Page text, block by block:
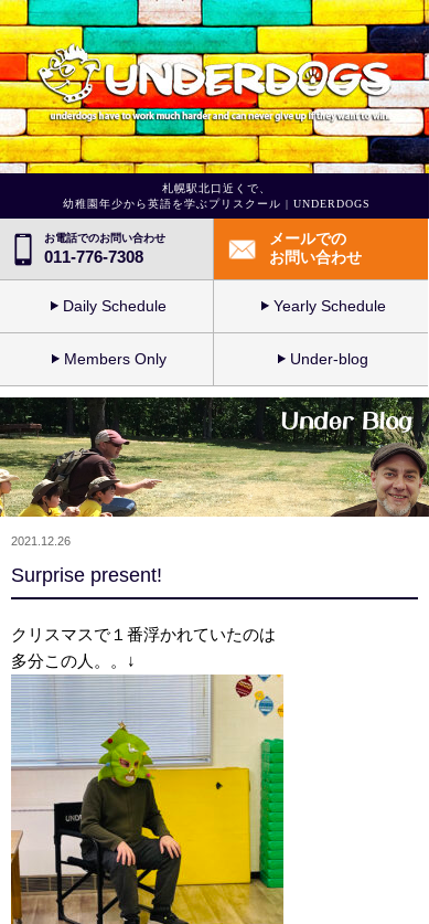
札幌駅北口近くで、
幼稚園年少から英語を学ぶプリスクール | UNDERDOGS
お電話でのお問い合わせ
011-776-7308
メールでの
お問い合わせ
Daily Schedule Yearly Schedule
Members Only Under-blog
2021.12.26
Surprise present!
クリスマスで１番浮かれていたのは
多分この人。。↓